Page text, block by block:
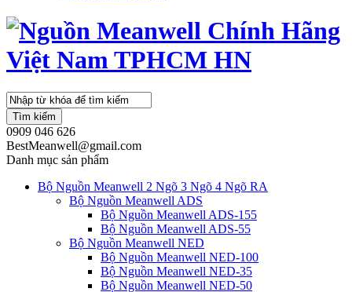
Tìm kiếm
0909 046 626
BestMeanwell@gmail.com
Danh mục sản phẩm
Bộ Nguồn Meanwell 2 Ngõ 3 Ngõ 4 Ngõ RA
Bộ Nguồn Meanwell ADS
Bộ Nguồn Meanwell ADS-155
Bộ Nguồn Meanwell ADS-55
Bộ Nguồn Meanwell NED
Bộ Nguồn Meanwell NED-100
Bộ Nguồn Meanwell NED-35
Bộ Nguồn Meanwell NED-50